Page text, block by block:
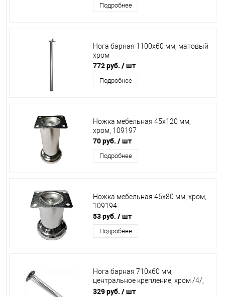
Подробнее
Нога барная 1100x60 мм, матовый
хром
772 руб. / шт
Подробнее
Ножка мебельная 45х120 мм,
хром, 109197
70 руб. / шт
Подробнее
Ножка мебельная 45х80 мм, хром,
109194
53 руб. / шт
Подробнее
Нога барная 710х60 мм,
центральное крепление, хром /4/,
12117
329 руб. / шт